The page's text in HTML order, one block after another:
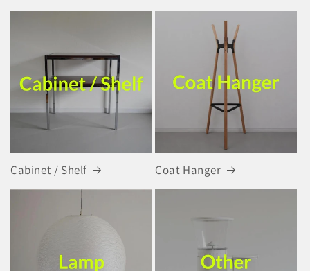
Cabinet / Shelf Coat Hanger